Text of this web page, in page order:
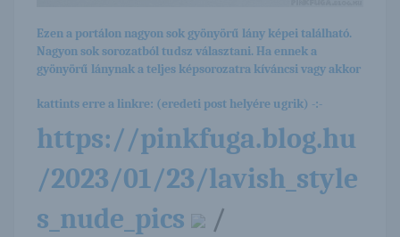
Ezen a portálon nagyon sok gyönyörű lány képei található.
Nagyon sok sorozatból tudsz választani. Ha ennek a
gyönyörű lánynak a teljes képsorozatra kíváncsi vagy akkor
kattints erre a linkre: (eredeti post helyére ugrik) -:-
https://pinkfuga.blog.hu
/2023/01/23/lavish_style
s_nude_pics
/